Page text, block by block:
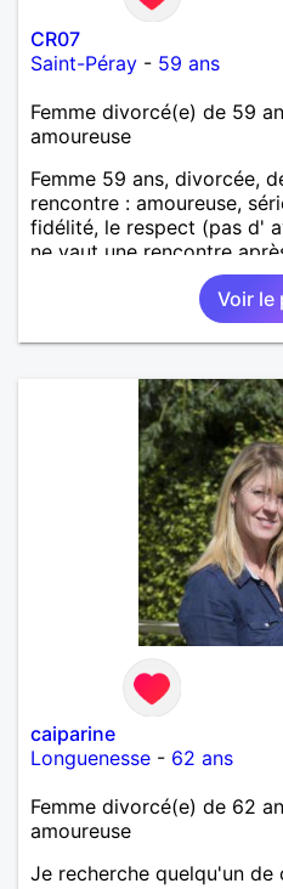
CR07
Saint-Péray - 59 ans
Femme divorcé(e) de 59
amoureuse
Femme 59 ans, divorcée,
rencontre : amoureuse,
fidélité, le respect (pas d'
ne vaut une rencontre
messages pour savoir si il
deux et le désir de seVoir le
caiparine
Longuenesse - 62 ans
Femme divorcé(e) de 62
amoureuse
Je recherche quelqu'un